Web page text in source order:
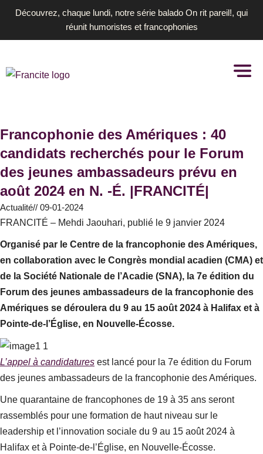
Aller
contenu
Découvrez, chaque lundi, notre série balado On rit pareil!, qui
réunit humoristes et francophonies
Francophonie des Amériques : 40
candidats recherchés pour le Forum
des jeunes ambassadeurs prévu en
août 2024 en N. -É. |FRANCITÉ|
Actualité// 09-01-2024
FRANCITÉ – Mehdi Jaouhari, publié le 9 janvier 2024
Organisé par le Centre de la francophonie des Amériques,
en collaboration avec le Congrès mondial acadien (CMA) et
de la Société Nationale de l’Acadie (SNA), la 7e édition du
Forum des jeunes ambassadeurs de la francophonie des
Amériques se déroulera du 9 au 15 août 2024 à Halifax et à
Pointe-de-l’Église, en Nouvelle-Écosse.
L’appel à candidatures est lancé pour la 7e édition du Forum
des jeunes ambassadeurs de la francophonie des Amériques.
Une quarantaine de francophones de 19 à 35 ans seront
rassemblés pour une formation de haut niveau sur le
leadership et l’innovation sociale du 9 au 15 août 2024 à
Halifax et à Pointe-de-l’Église, en Nouvelle-Écosse.